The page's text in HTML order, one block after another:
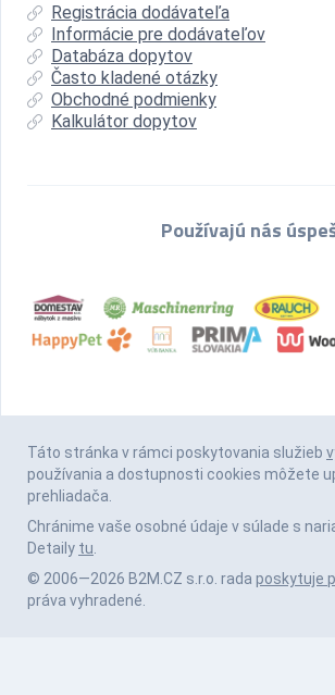
Registrácia dodávateľa
Informácie pre dodávateľov
Databáza dopytov
Často kladené otázky
Obchodné podmienky
Kalkulátor dopytov
Používajú nás
Táto stránka v rámci poskytovania služieb
používania a dostupnosti cookies môžete
prehliadača.
Chránime vaše osobné údaje v súlade s
Detaily tu.
© 2006—2026 B2M.CZ s.r.o. rada poskytuje
práva vyhradené.